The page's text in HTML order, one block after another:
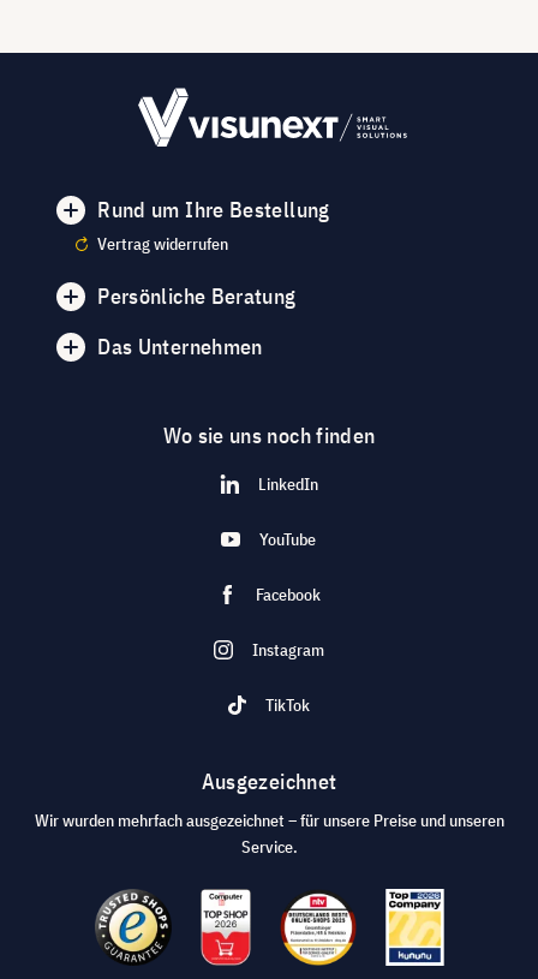
Rund um Ihre Bestellung
Vertrag widerrufen
Persönliche Beratung
Das Unternehmen
Wo sie uns noch finden
LinkedIn
YouTube
Facebook
Instagram
TikTok
Ausgezeichnet
Wir wurden mehrfach ausgezeichnet – für unsere Preise und unseren
Service.